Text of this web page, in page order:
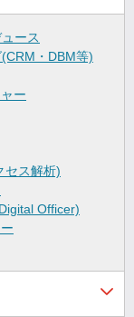
ース
・DBM等)
ー
セス解析)
Officer)